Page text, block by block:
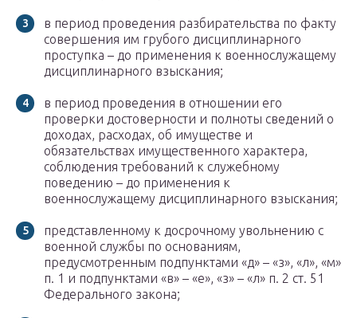
в период проведения разбирательства по факту
совершения им грубого дисциплинарного
проступка – до применения к военнослужащему
дисциплинарного взыскания;
в период проведения в отношении его
проверки достоверности и полноты сведений о
доходах, расходах, об имуществе и
обязательствах имущественного характера,
соблюдения требований к служебному
поведению – до применения к
военнослужащему дисциплинарного взыскания;
представленному к досрочному увольнению с
военной службы по основаниям,
предусмотренным подпунктами «д» – «з», «л», «м»
п. 1 и подпунктами «в» – «е», «з» – «л» п. 2 ст. 51
Федерального закона;